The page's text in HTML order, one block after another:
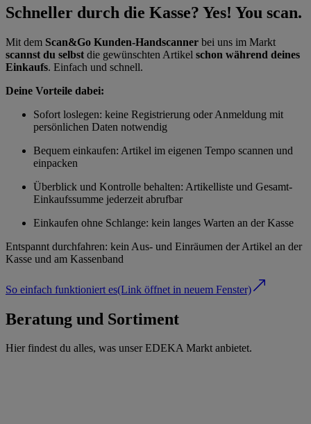
Schneller durch die Kasse? Yes! You scan.
Mit dem Scan&Go Kunden-Handscanner bei uns im Markt
scannst du selbst die gewünschten Artikel schon während deines
Einkaufs. Einfach und schnell.
Deine Vorteile dabei:
Sofort loslegen: keine Registrierung oder Anmeldung mit
persönlichen Daten notwendig
Bequem einkaufen: Artikel im eigenen Tempo scannen und
einpacken
Überblick und Kontrolle behalten: Artikelliste und Gesamt-
Einkaufssumme jederzeit abrufbar
Einkaufen ohne Schlange: kein langes Warten an der Kasse
Entspannt durchfahren: kein Aus- und Einräumen der Artikel an der
Kasse und am Kassenband
So einfach funktioniert es(Link öffnet in neuem Fenster)
Beratung und Sortiment
Hier findest du alles, was unser EDEKA Markt anbietet.